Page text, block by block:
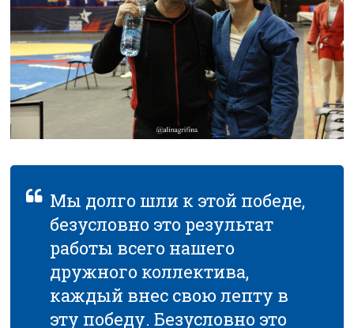
Мы долго шли к этой победе,
безусловно это результат
работы всего нашего
дружного коллектива,
каждый внес свою лепту в
эту победу. Безусловно это